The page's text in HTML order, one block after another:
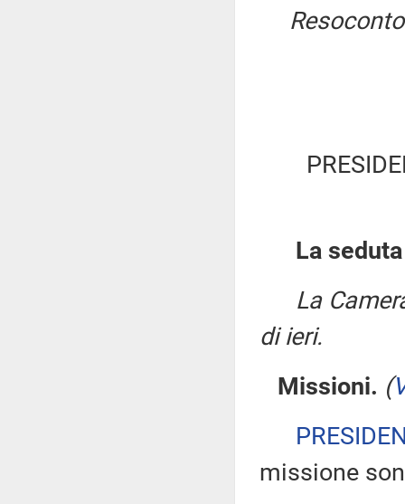
La
La
di ieri.
Missioni. (
missione